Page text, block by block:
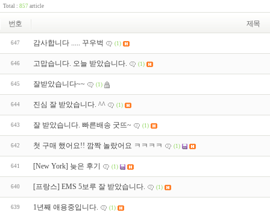
Total : 857 article
번호 제목
647 감사합니다 ..... 꾸우벅 (1)
646 고맙습니다. 오늘 받았습니다. (1)
645 잘받았습니다~~ (1)
644 진심 잘 받았습니다. ^^ (1)
643 잘 받았습니다. 빠른배송 굿뜨~ (1)
642 첫 구매 했어요!! 깜짝 놀랐어요 ㅋㅋㅋㅋ (1)
641 [New York] 늦은 후기 (1)
640 [프랑스] EMS 5보루 잘 받았습니다. (1)
639 1년째 애용중입니다. (1)